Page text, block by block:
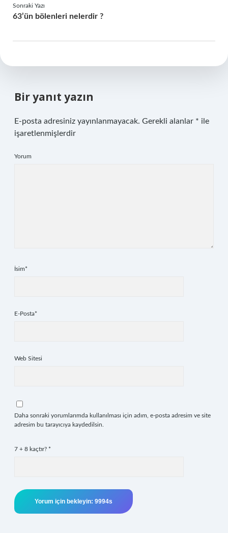
Sonraki Yazı
63’ün bölenleri nelerdir ?
Bir yanıt yazın
E-posta adresiniz yayınlanmayacak. Gerekli alanlar * ile
işaretlenmişlerdir
Yorum
İsim*
E-Posta*
Web Sitesi
Daha sonraki yorumlarımda kullanılması için adım, e-posta adresim ve site
adresim bu tarayıcıya kaydedilsin.
7 + 8 kaçtır? *